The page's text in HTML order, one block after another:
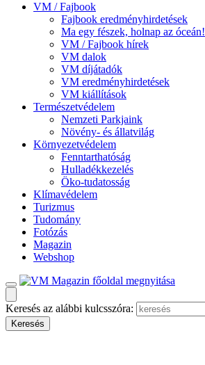
VM / Fajbook
Fajbook eredményhirdetések
Ma egy fészek, holnap az óceán!
VM / Fajbook hírek
VM dalok
VM díjátadók
VM eredményhirdetések
VM kiállítások
Természetvédelem
Nemzeti Parkjaink
Növény- és állatvilág
Környezetvédelem
Fenntarthatóság
Hulladékkezelés
Öko-tudatosság
Klímavédelem
Turizmus
Tudomány
Fotózás
Magazin
Webshop
Keresés az alábbi kulcsszóra: